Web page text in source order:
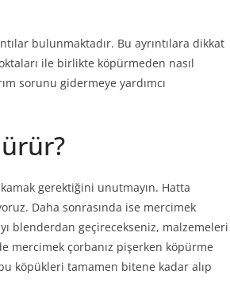
bulunmaktadır. Bu ayrıntılara dikkat
ile birlikte köpürmeden nasıl
sorunu gidermeye yardımcı
gerektiğini unutmayın. Hatta
Daha sonrasında ise mercimek
blenderdan geçirecekseniz, malzemeleri
mercimek çorbanız pişerken köpürme
köpükleri tamamen bitene kadar alıp